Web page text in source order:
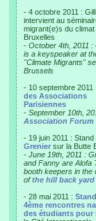
- 4 octobre 2011 :
intervient au
migrant(e)s du climat
Bruxelles
- October 4th, 2011 :
is a keyspeaker at
"Climate Migrants"
Brussels
- 10 septembre 2011 :
des Associations
Parisiennes
- September 10th,
Association Forum
- 19 juin 2011 : Stand
Grenier sur la Butte
- June 19th, 2011 :
and Fanny are Alofa
booth keepers in the
ofthe hill back yard
- 28 mai 2011 :
4ème rencontres
des étudiants pour